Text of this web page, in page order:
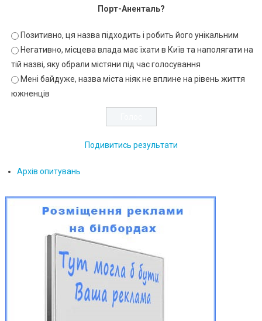
Порт-Аненталь?
Позитивно, ця назва підходить і робить його унікальним
Негативно, місцева влада має їхати в Київ та наполягати на
тій назві, яку обрали містяни під час голосування
Мені байдуже, назва міста ніяк не вплине на рівень життя
южненців
Подивитись результати
Архів опитувань